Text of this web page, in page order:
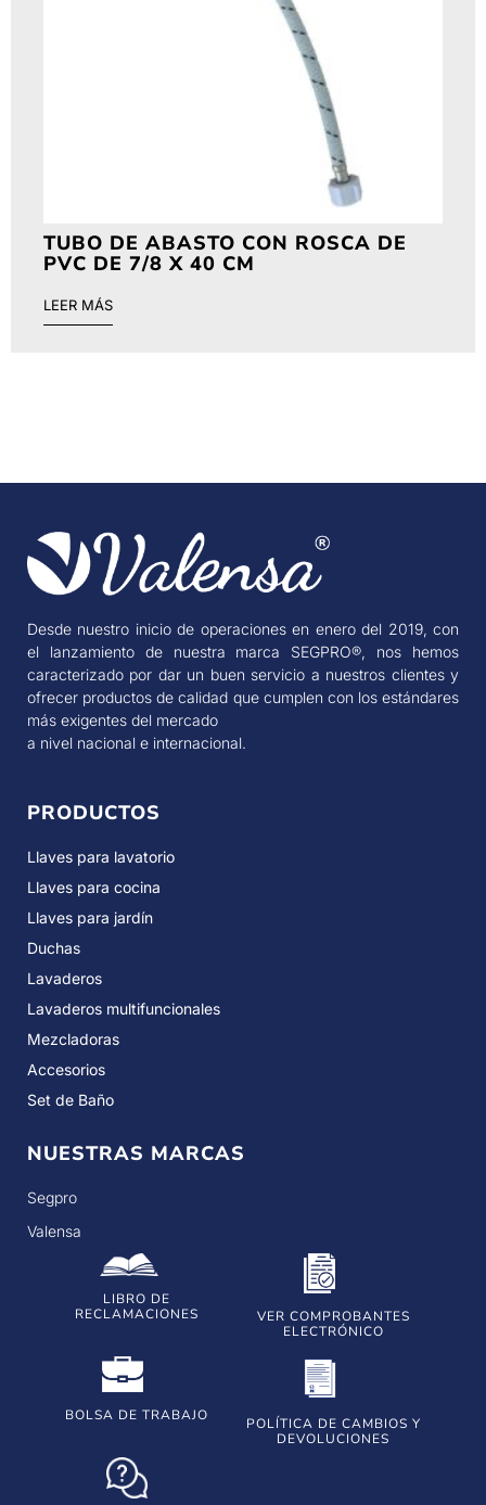
TUBO DE ABASTO CON ROSCA DE
PVC DE 7/8 X 40 CM
LEER MÁS
Desde nuestro inicio de operaciones en enero del 2019, con
el lanzamiento de nuestra marca SEGPRO®, nos hemos
caracterizado por dar un buen servicio a nuestros clientes y
ofrecer productos de calidad que cumplen con los estándares
más exigentes del mercado
a nivel nacional e internacional.
PRODUCTOS
Llaves para lavatorio
Llaves para cocina
Llaves para jardín
Duchas
Lavaderos
Lavaderos multifuncionales
Mezcladoras
Accesorios
Set de Baño
NUESTRAS MARCAS
Segpro
Valensa
LIBRO DE
RECLAMACIONES
VER COMPROBANTES
ELECTRÓNICO
BOLSA DE TRABAJO
POLÍTICA DE CAMBIOS Y
DEVOLUCIONES